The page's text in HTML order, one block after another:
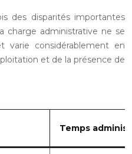
des disparités importantes
charge administrative ne se
varie considérablement en
et de la présence de
Temps